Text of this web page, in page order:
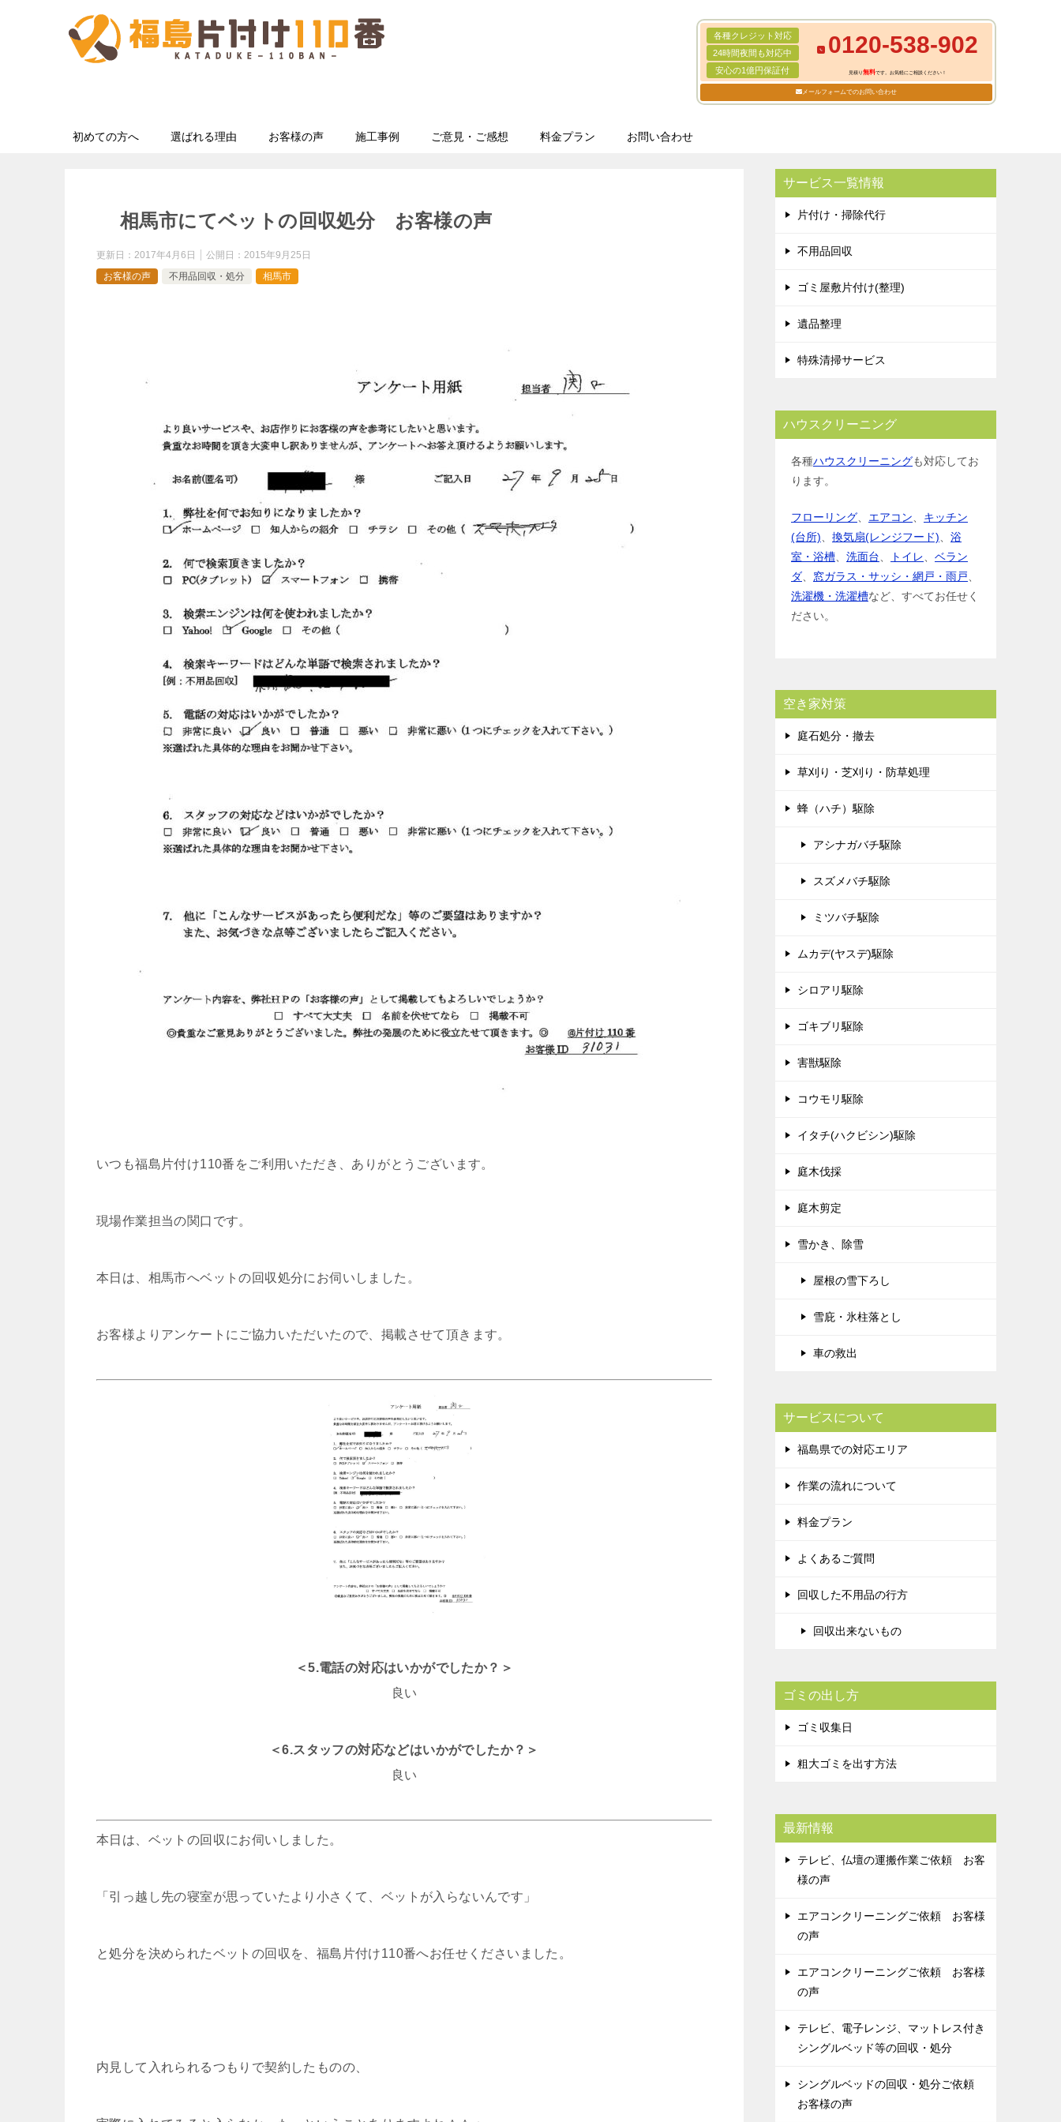
各種クレジット対応
24時間夜間も対応中
安心の1億円保証付
0120-538-902
見積り無料です。お気軽にご相談ください！
メールフォームでのお問い合わせ
初めての方へ 選ばれる理由 お客様の声 施工事例 ご意見・ご感想 料金プラン お問い合わせ
相馬市にてベットの回収処分 お客様の声
更新日： 2017年4月6日 公開日： 2015年9月25日
お客様の声
不用品回収・処分 相馬市
いつも福島片付け110番をご利用いただき、ありがとうございます。
現場作業担当の関口です。
本日は、相馬市へベットの回収処分にお伺いしました。
お客様よりアンケートにご協力いただいたので、掲載させて頂きます。
＜5.電話の対応はいかがでしたか？＞
良い
＜6.スタッフの対応などはいかがでしたか？＞
良い
本日は、ベットの回収にお伺いしました。
「引っ越し先の寝室が思っていたより小さくて、ベットが入らないんです」
と処分を決められたベットの回収を、福島片付け110番へお任せくださいました。
内見して入れられるつもりで契約したものの、
サービス一覧情報
片付け・掃除代行
不用品回収
ゴミ屋敷片付け(整理)
遺品整理
特殊清掃サービス
ハウスクリーニング
各種ハウスクリーニングも対応してお
ります。
フローリング エアコン
キッチン
(台所)
換気扇(レンジフード)
浴
室・浴槽
洗面台 トイレ
ベラン
ダ
窓ガラス・サッシ・網戸・雨戸
洗濯機・洗濯槽など、すべてお任せく
ださい。
空き家対策
庭石処分・撤去
草刈り・芝刈り・防草処理
蜂（ハチ）駆除
アシナガバチ駆除
スズメバチ駆除
ミツバチ駆除
ムカデ(ヤスデ)駆除
シロアリ駆除
ゴキブリ駆除
害獣駆除
コウモリ駆除
イタチ(ハクビシン)駆除
庭木伐採
庭木剪定
雪かき、除雪
屋根の雪下ろし
雪庇・氷柱落とし
車の救出
サービスについて
福島県での対応エリア
作業の流れについて
料金プラン
よくあるご質問
回収した不用品の行方
回収出来ないもの
ゴミの出し方
ゴミ収集日
粗大ゴミを出す方法
最新情報
テレビ、仏壇の運搬作業ご依頼 お客
様の声
エアコンクリーニングご依頼 お客様
の声
エアコンクリーニングご依頼 お客様
の声
テレビ、電子レンジ、マットレス付き
シングルベッド等の回収・処分
シングルベッドの回収・処分ご依頼
お客様の声